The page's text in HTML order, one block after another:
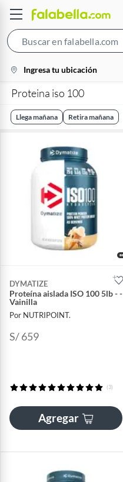
location-
icon
Ingresa tu ubicación
Proteina iso 100
Llega mañana Retira mañana
DYMATIZE
Proteína aislada ISO 100 5lb - -
Vainilla
Por NUTRIPOINT.
S/ 659
(3)
Agregar